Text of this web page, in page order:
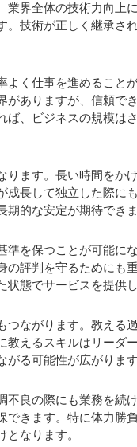
業界全体の技術力向上
。技術が正しく継承
よく仕事を進めること
がありますが、信頼で
ば、ビジネスの規模は
ります。長い時間をか
長して独立した際に
的な安定が期待できま
を保つことが可能に
の評判を守るために
態でサービスを提供
つながります。教え
教えるスキルはリーダ
る可能性が広がります
不良の際にも業務を
できます。特に体力勝
なります。